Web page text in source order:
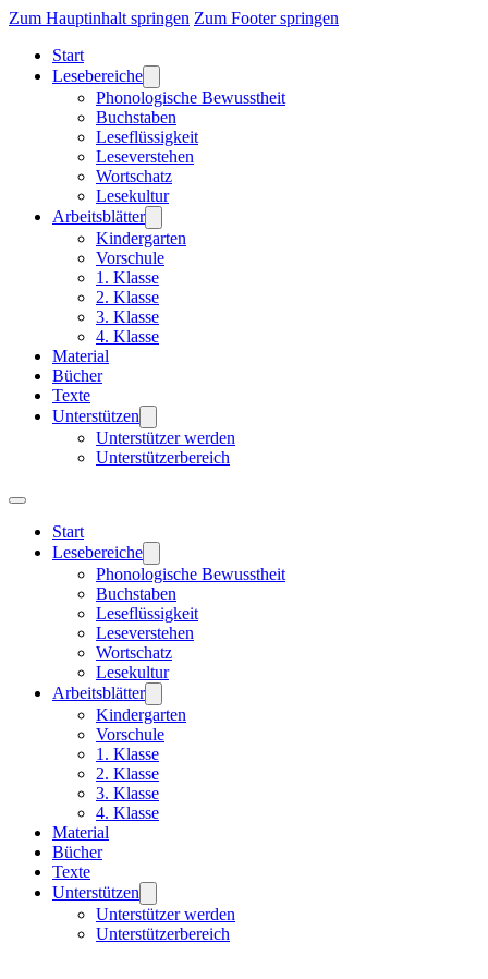
Zum Hauptinhalt springen Zum Footer springen
Start
Lesebereiche
Phonologische Bewusstheit
Buchstaben
Leseflüssigkeit
Leseverstehen
Wortschatz
Lesekultur
Arbeitsblätter
Kindergarten
Vorschule
1. Klasse
2. Klasse
3. Klasse
4. Klasse
Material
Bücher
Texte
Unterstützen
Unterstützer werden
Unterstützerbereich
Start
Lesebereiche
Phonologische Bewusstheit
Buchstaben
Leseflüssigkeit
Leseverstehen
Wortschatz
Lesekultur
Arbeitsblätter
Kindergarten
Vorschule
1. Klasse
2. Klasse
3. Klasse
4. Klasse
Material
Bücher
Texte
Unterstützen
Unterstützer werden
Unterstützerbereich